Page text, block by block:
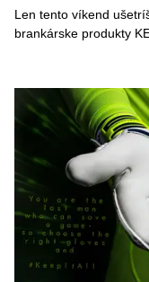
Len tento víkend
brankárske produkty